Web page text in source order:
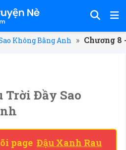
Không Bằng Anh » Chương 8
Trời Đầy Sao
page Đậu Xanh Rau